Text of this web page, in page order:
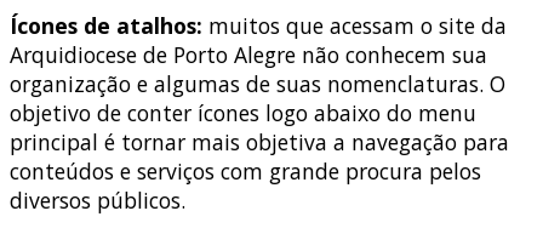
Ícones de atalhos: muitos que acessam o site da
Arquidiocese de Porto Alegre não conhecem sua
organização e algumas de suas nomenclaturas. O
objetivo de conter ícones logo abaixo do menu
principal é tornar mais objetiva a navegação para
conteúdos e serviços com grande procura pelos
diversos públicos.